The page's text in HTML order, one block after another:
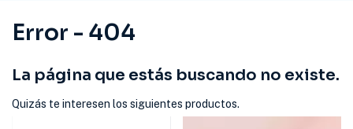
Error - 404
La página que estás buscando no existe.
Quizás te interesen los siguientes productos.